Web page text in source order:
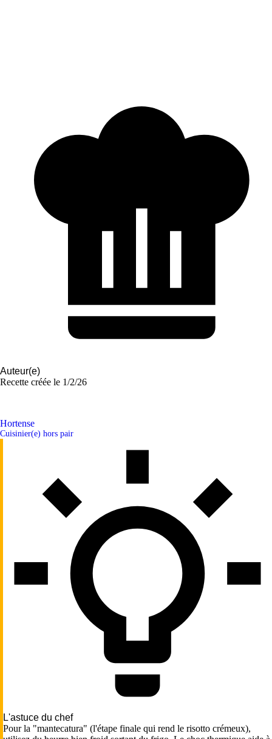
Auteur(e)
Recette créée le 1/2/26
Hortense
Cuisinier(e) hors pair
L'astuce du chef
Pour la "mantecatura" (l'étape finale qui rend le risotto crémeux),